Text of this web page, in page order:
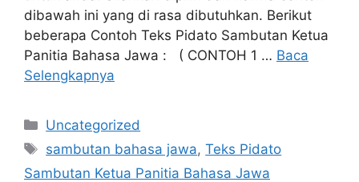
dibawah ini yang di rasa dibutuhkan. Berikut
beberapa Contoh Teks Pidato Sambutan Ketua
Panitia Bahasa Jawa : ( CONTOH 1 … Baca
Selengkapnya
Kategori
Uncategorized
Tag
sambutan bahasa jawa,Teks Pidato
Sambutan Ketua Panitia Bahasa Jawa